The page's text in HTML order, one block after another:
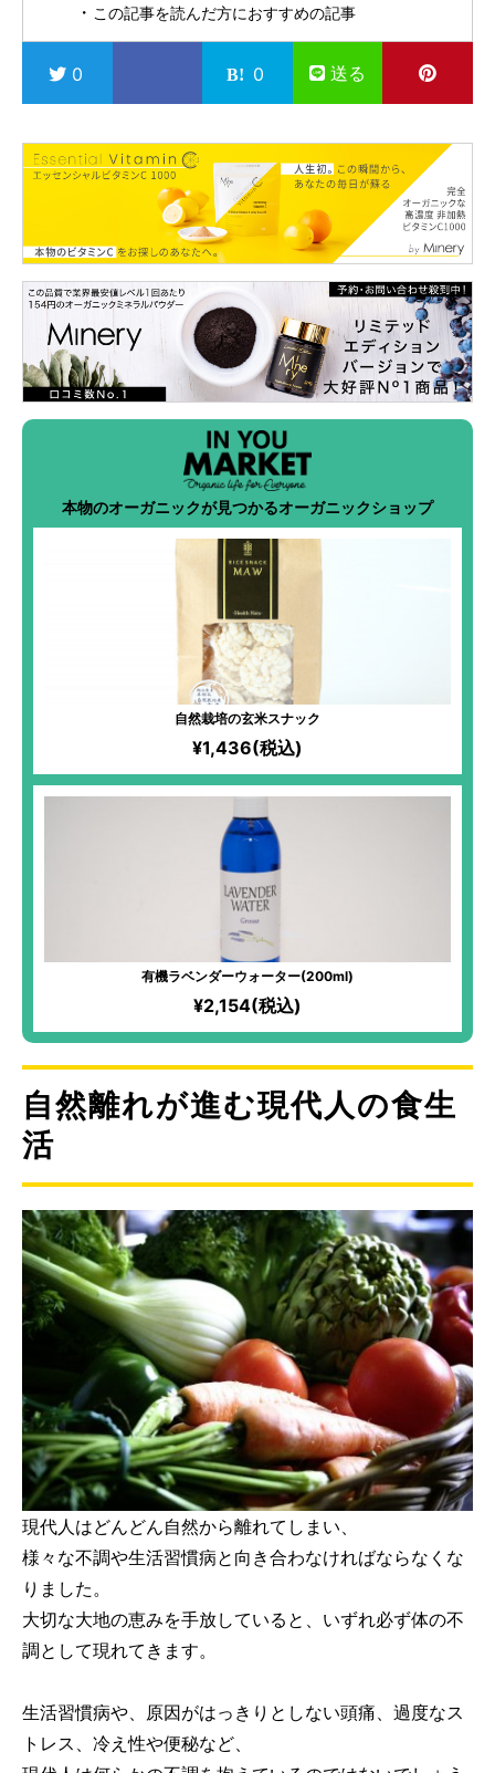
この記事を読んだ方におすすめの記事
0 0 送る
本物のオーガニックが見つかるオーガニックショップ
自然栽培の玄米スナック
¥1,436(税込)
有機ラベンダーウォーター(200ml)
¥2,154(税込)
自然離れが進む現代人の食生
活
現代人はどんどん自然から離れてしまい、
様々な不調や生活習慣病と向き合わなければならなくな
りました。
大切な大地の恵みを手放していると、いずれ必ず体の不
調として現れてきます。
生活習慣病や、原因がはっきりとしない頭痛、過度なス
トレス、冷え性や便秘など、